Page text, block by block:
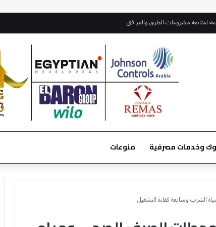
لمتابعة مشروعات الطرق والمرافق
وخدمات مصرفية منوعات
الشرب ومتابعة كفاءة التشغيل